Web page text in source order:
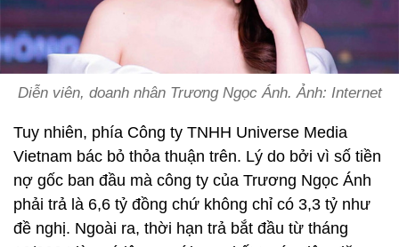
Diễn viên, doanh nhân Trương Ngọc Ánh. Ảnh: Internet
Tuy nhiên, phía Công ty TNHH Universe Media
Vietnam bác bỏ thỏa thuận trên. Lý do bởi vì số tiền
nợ gốc ban đầu mà công ty của Trương Ngọc Ánh
phải trả là 6,6 tỷ đồng chứ không chỉ có 3,3 tỷ như
đề nghị. Ngoài ra, thời hạn trả bắt đầu từ tháng